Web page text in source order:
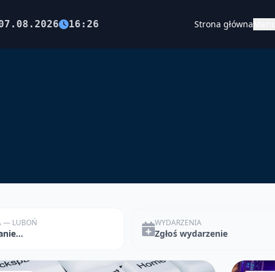
16:26 Strona główna
— LUBOŃ WYDARZENIA
Zgłoś wydarzenie